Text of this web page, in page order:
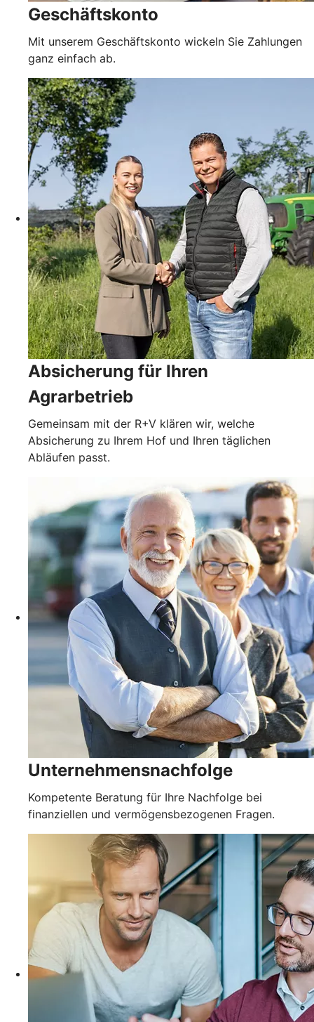
Geschäftskonto
Mit unserem Geschäftskonto wickeln Sie Zahlungen
ganz einfach ab.
Absicherung für Ihren
Agrarbetrieb
Gemeinsam mit der R+V klären wir, welche
Absicherung zu Ihrem Hof und Ihren täglichen
Abläufen passt.
Unternehmensnachfolge
Kompetente Beratung für Ihre Nachfolge bei
finanziellen und vermögensbezogenen Fragen.